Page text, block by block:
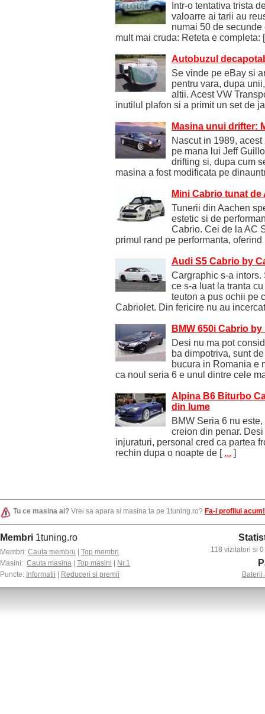
Intr-o tentativa trista
valoarre ai tarii au
numai 50 de
mult mai cruda: Reteta e completa:
Autobuzul
Se vinde pe eBay si
pentru vara, dupa
altii. Acest VW
inutilul plafon si a primit un set de
Masina unui drifter:
Nascut in 1989,
pe mana lui Jeff
drifting si, dupa cum
masina a fost modificata pe
Mini Cabrio tunat de
Tunerii din Aachen
estetic si de
Cabrio. Cei de la AC
primul rand pe performanta,
Audi S5 Cabrio by
Cargraphic s-a intors.
ce s-a luat la tranta
teuton a pus ochii pe
Cabriolet. Din fericire nu au incercat
BMW 650i Cabrio
Desi nu ma pot
ba dimpotriva, sunt
bucura in Romania e
ca noul seria 6 e unul dintre cele
Alpina B6 Biturbo
din lume
BMW Seria 6 nu
creion din penar.
injuraturi, personal cred ca partea
rechin dupa o noapte de [ ... ]
Tu ce masina ai? Vrei sa apara si masina ta pe 1tuning.ro? Fa-i profilul acum!
Membri 1tuning.ro
Membri: Cauta membru
Top membri
Masini: Cauta masina Top masini
Nr.1
Puncte: Informatii Reduceri si premii
118 vizitatori si